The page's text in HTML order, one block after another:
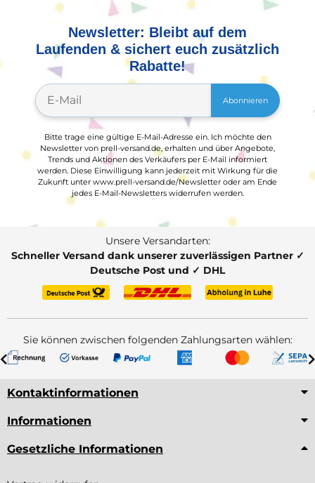
Newsletter: Bleibt auf dem
Laufenden & sichert euch zusätzlich
Rabatte!
Abonnieren
Bitte trage eine gültige E-Mail-Adresse ein. Ich möchte den
Newsletter von prell-versand.de, erhalten und über Angebote,
Trends und Aktionen des Verkäufers per E-Mail informiert
werden. Diese Einwilligung kann jederzeit mit Wirkung für die
Zukunft unter www.prell-versand.de/Newsletter oder am Ende
jedes E-Mail-Newsletters widerrufen werden.
Unsere Versandarten:
Schneller Versand dank unserer zuverlässigen Partner ✓
Deutsche Post und ✓ DHL
Sie können zwischen folgenden Zahlungsarten wählen:
Kontaktinformationen
Informationen
Gesetzliche Informationen